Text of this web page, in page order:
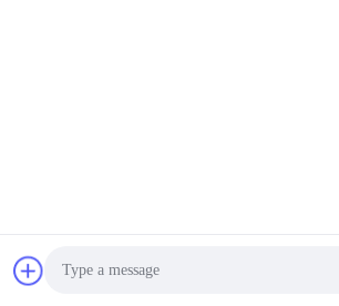
Διαδικασία παραγωγής